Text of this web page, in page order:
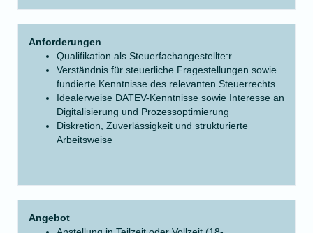
Anforderungen
Qualifikation als Steuerfachangestellte:r
Verständnis für steuerliche Fragestellungen sowie
fundierte Kenntnisse des relevanten Steuerrechts
Idealerweise DATEV-Kenntnisse sowie Interesse an
Digitalisierung und Prozessoptimierung
Diskretion, Zuverlässigkeit und strukturierte
Arbeitsweise
Angebot